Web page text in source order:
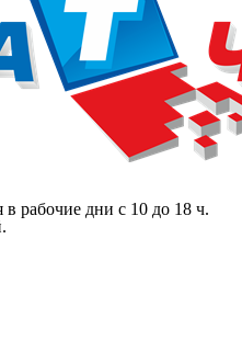
рабочие дни с 10 до 18 ч.